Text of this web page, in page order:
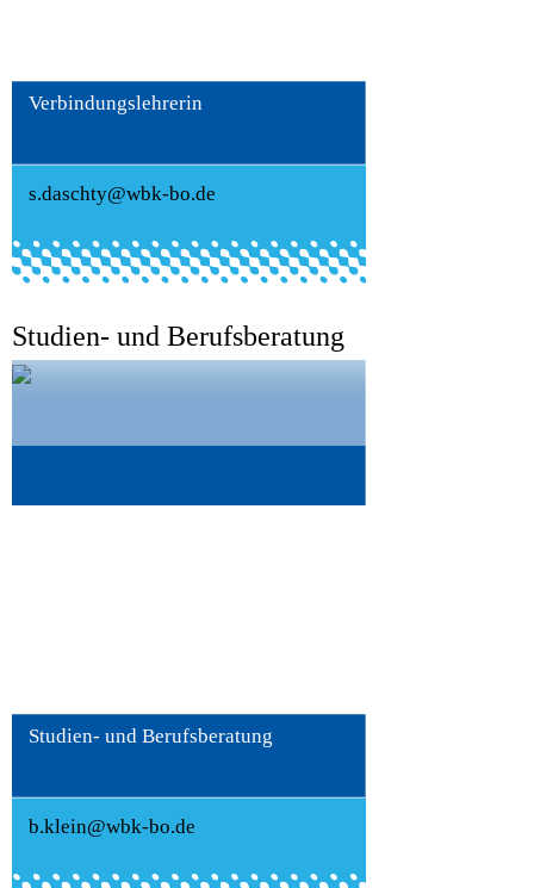
Verbindungslehrerin
s.daschty@wbk-bo.de
Studien- und Berufsberatung
Studien- und Berufsberatung
b.klein@wbk-bo.de